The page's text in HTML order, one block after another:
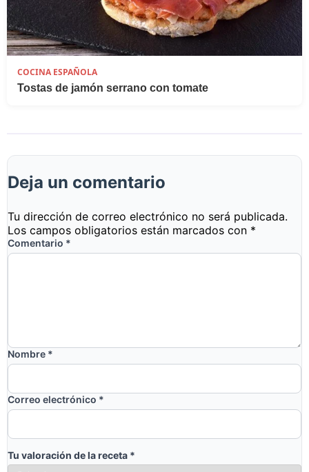
COCINA ESPAÑOLA
Tostas de jamón serrano con tomate
Deja un comentario
Tu dirección de correo electrónico no será publicada.
Los campos obligatorios están marcados con *
Comentario *
Nombre *
Correo electrónico *
Tu valoración de la receta *